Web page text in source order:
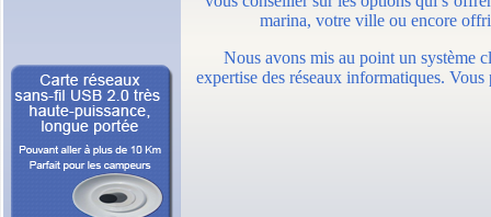
marina, votre ville ou encore
Nous avons mis au point un système
expertise des réseaux informatiques.